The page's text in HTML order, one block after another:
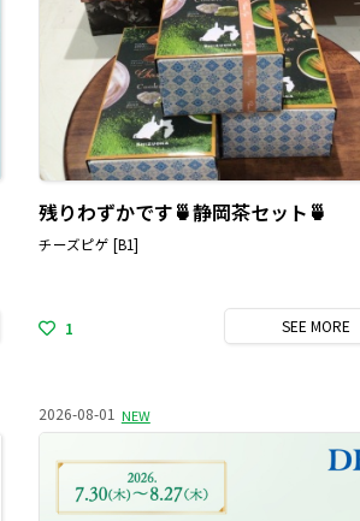
残りわずかです🍵静岡茶セット🍵
チーズピゲ [B1]
1 SEE MORE
2026-08-01 NEW